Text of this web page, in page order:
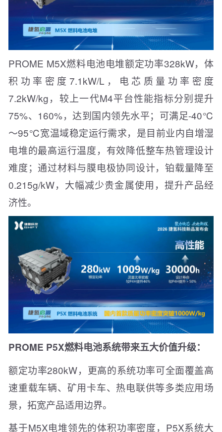
PROME M5X燃料电池电堆额定功率328kW，体
积功率密度7.1kW/L，电芯质量功率密度
7.2kW/kg，较上一代M4平台性能指标分别提升
75%、160%，达到国内领先水平；可满足-40℃
～95℃宽温域稳定运行需求，是目前业内自增湿
电堆的最高运行温度，有效降低整车热管理设计
难度；通过材料与膜电极协同设计，铂载量降至
0.215g/kW，大幅减少贵金属使用，提升产品经
济性。
PROME P5X燃料电池系统带来五大价值升级：
额定功率280kW，更高的系统功率可全面覆盖高
速重载车辆、矿用卡车、热电联供等多类应用场
景，拓宽产品适用边界。
基于M5X电堆领先的体积功率密度，P5X系统大